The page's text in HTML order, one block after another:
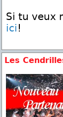
Si tu veux
ici !
Les